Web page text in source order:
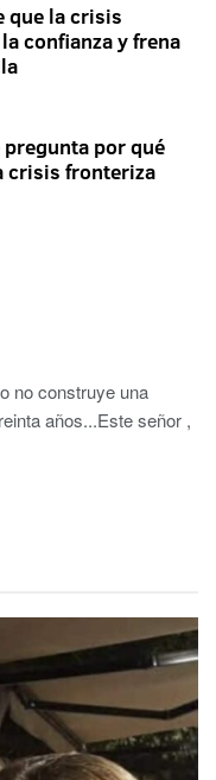
que la crisis
confianza y frena
por qué
crisis fronteriza
no construye una
años...Este señor ,